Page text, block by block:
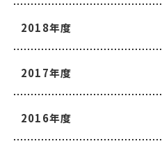
2018年度
2017年度
2016年度